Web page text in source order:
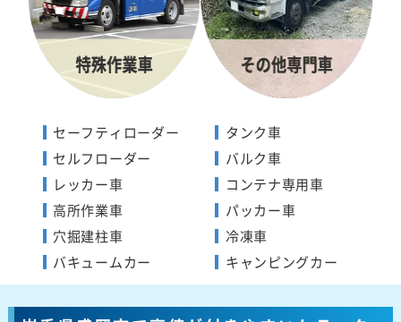
セーフティローダー
セルフローダー
レッカー車
高所作業車
穴掘建柱車
バキュームカー
タンク車
バルク車
コンテナ専用車
パッカー車
冷凍車
キャンピングカー